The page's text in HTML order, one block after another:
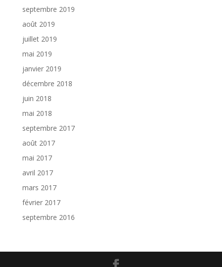
septembre 2019
août 2019
juillet 2019
mai 2019
janvier 2019
décembre 2018
juin 2018
mai 2018
septembre 2017
août 2017
mai 2017
avril 2017
mars 2017
février 2017
septembre 2016